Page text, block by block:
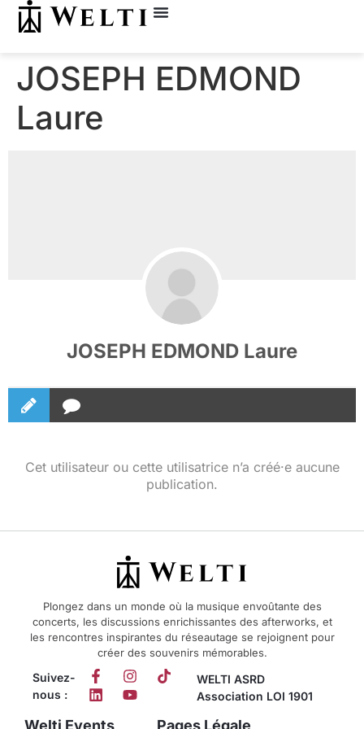
JOSEPH EDMOND
Laure
JOSEPH EDMOND Laure
Cet utilisateur ou cette utilisatrice n’a créé·e aucune
publication.
Plongez dans un monde où la musique envoûtante des
concerts, les discussions enrichissantes des afterworks, et
les rencontres inspirantes du réseautage se rejoignent pour
créer des souvenirs mémorables.
Suivez-
nous :
WELTI ASRD
Association LOI 1901
Welti Events Pages Légale